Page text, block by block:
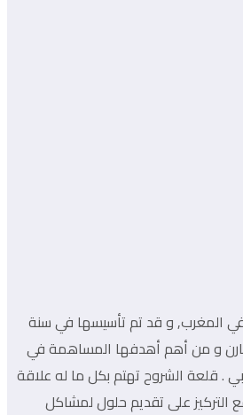
المغرب, و قد تم تأسيسها في سنة
و من أهم أهدفها المساهمة في
. قلعة الشروح تهتم بكل ما له علاقة
التركيز على تقديم حلول لمشاكل